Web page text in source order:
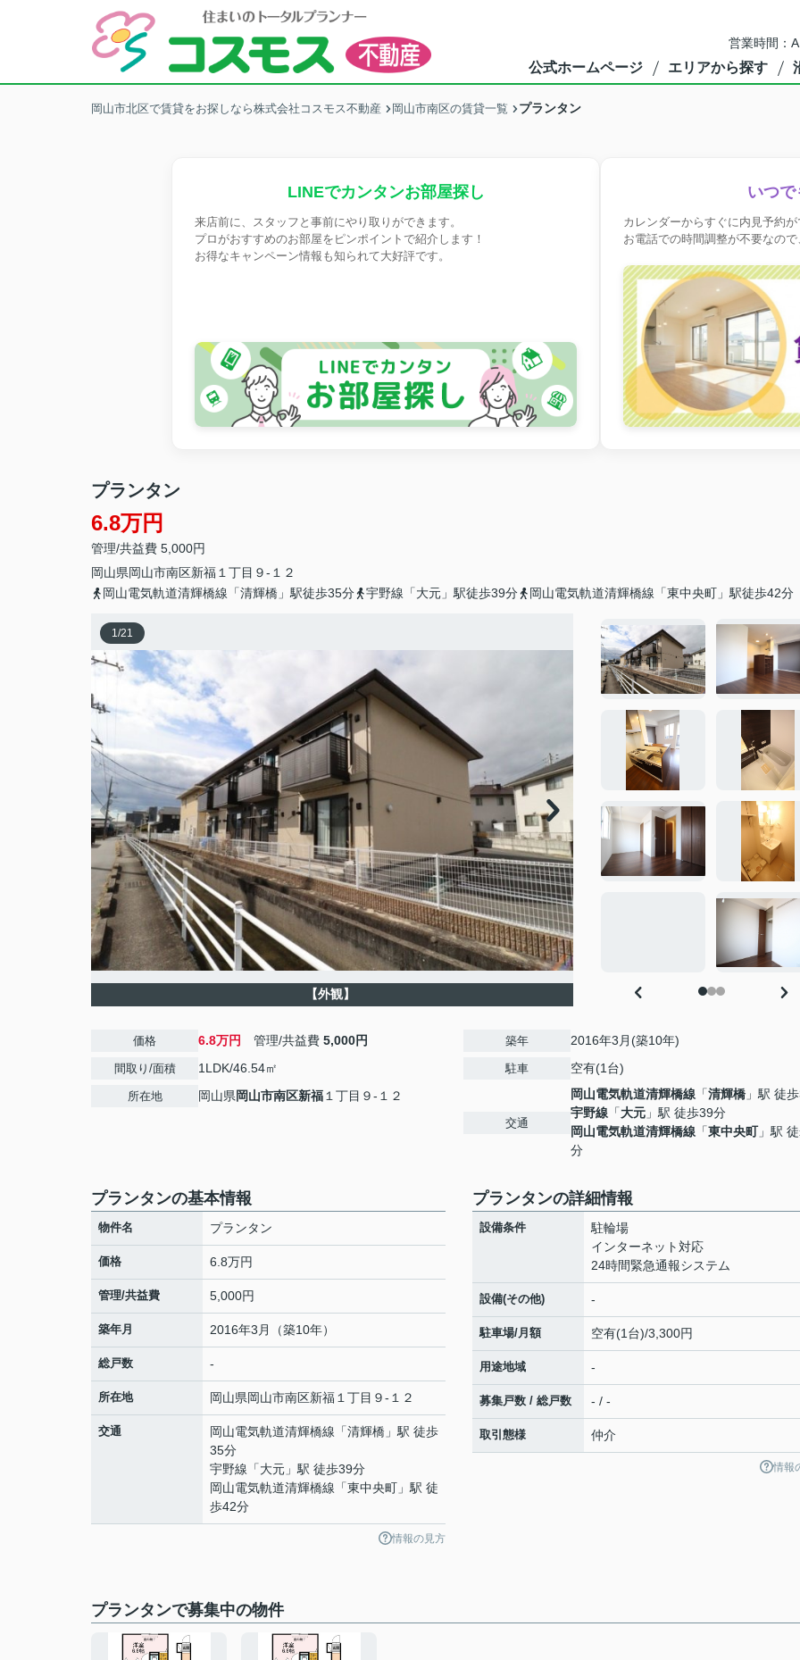
営業時間：
公式ホームページ エリアから探す
岡山市北区で賃貸をお探しなら株式会社コスモス不動産 岡山市南区の賃貸一覧 プランタン
LINEでカンタンお部屋探し
来店前に、スタッフと事前にやり取りができます。
プロがおすすめのお部屋をピンポイントで紹介します！
お得なキャンペーン情報も知られて大好評です。
いつ
カレンダーからすぐに内見予約
お電話での時間調整が不要なの
プランタン
6.8万円
管理/共益費 5,000円
岡山県岡山市南区新福１丁目９-１２
岡山電気軌道清輝橋線「清輝橋」駅徒歩35分
宇野線「大元」駅徒歩39分 岡山電気軌道清輝橋線「東中央町」駅徒歩42分
1/21
【外観】
価格 6.8万円 管理/共益費 5,000円
間取り/面積 1LDK/46.54㎡
所在地 岡山県岡山市南区新福１丁目９-１２
築年 2016年3月(築10年)
駐車 空有(1台)
交通
岡山電気軌道清輝橋線 「清輝橋 」駅 徒
宇野線 「大元 」駅 徒歩39分
岡山電気軌道清輝橋線 「東中央町」駅
分
プランタンの基本情報
物件名 プランタン
価格 6.8万円
管理/共益費 5,000円
築年月 2016年3月（築10年）
総戸数 -
所在地 岡山県岡山市南区新福１丁目９-１２
交通 岡山電気軌道清輝橋線 「清輝橋 」駅 徒歩
35分
宇野線 「大元 」駅 徒歩39分
岡山電気軌道清輝橋線 「東中央町 」駅 徒
歩42分
情報の見方
プランタンの詳細情報
設備条件
駐輪場
インターネット対応
24時間緊急通報システム
設備(その他) -
駐車場/月額 空有(1台)/3,300円
用途地域 -
募集戸数 / 総戸数 - / -
取引態様 仲介
情報
プランタンで募集中の物件